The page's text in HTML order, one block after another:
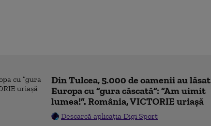
Din Tulcea, 5.000 de oamenii au lăsat
Europa cu ”gura căscată”: ”Am uimit
lumea!”. România, VICTORIE uriașă
Descarcă aplicația Digi Sport